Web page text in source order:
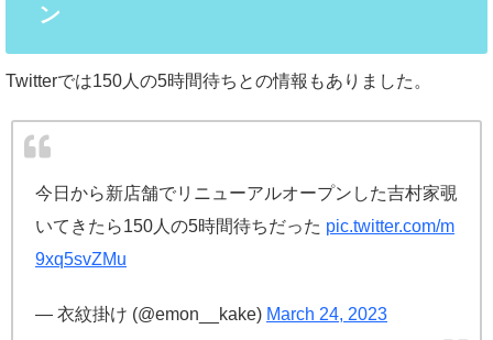
ン
Twitterでは150人の5時間待ちとの情報もありました。
今日から新店舗でリニューアルオープンした吉村家覗
いてきたら150人の5時間待ちだった pic.twitter.com/m
9xq5svZMu
— 衣紋掛け (@emon__kake) March 24, 2023